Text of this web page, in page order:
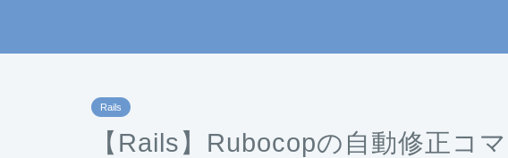
Rails
【Rails】Rubocopの自動修正コ